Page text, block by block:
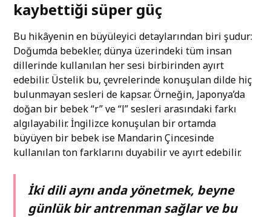
kaybettiği süper güç
Bu hikâyenin en büyüleyici detaylarından biri şudur:
Doğumda bebekler, dünya üzerindeki tüm insan
dillerinde kullanılan her sesi birbirinden ayırt
edebilir. Üstelik bu, çevrelerinde konuşulan dilde hiç
bulunmayan sesleri de kapsar. Örneğin, Japonya’da
doğan bir bebek “r” ve “l” sesleri arasındaki farkı
algılayabilir. İngilizce konuşulan bir ortamda
büyüyen bir bebek ise Mandarin Çincesinde
kullanılan ton farklarını duyabilir ve ayırt edebilir.
İki dili aynı anda yönetmek, beyne
günlük bir antrenman sağlar ve bu